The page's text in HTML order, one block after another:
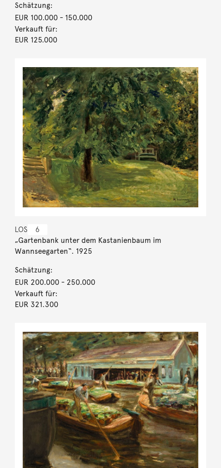
Schätzung:
EUR 100.000- 150.000
Verkauft für:
EUR 125.000
LOS 6
„Gartenbank unter dem Kastanienbaum im
Wannseegarten“. 1925
Schätzung:
EUR 200.000- 250.000
Verkauft für:
EUR 321.300